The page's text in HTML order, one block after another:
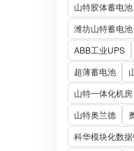
山特胶体蓄电池
潍坊山特蓄电池
ABB工业UPS
超薄蓄电池
山特一体化机房
山特奥兰德
科华模块化数